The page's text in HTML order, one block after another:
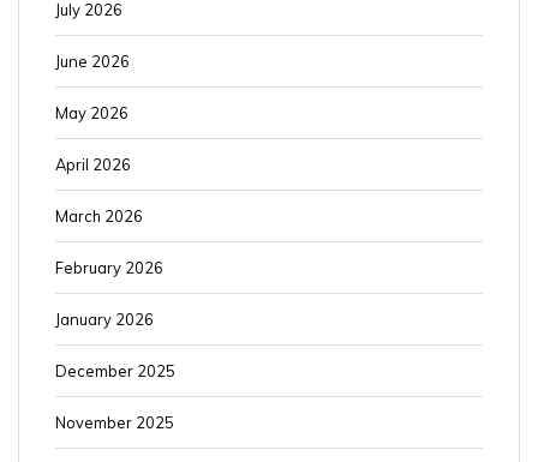
July 2026
June 2026
May 2026
April 2026
March 2026
February 2026
January 2026
December 2025
November 2025